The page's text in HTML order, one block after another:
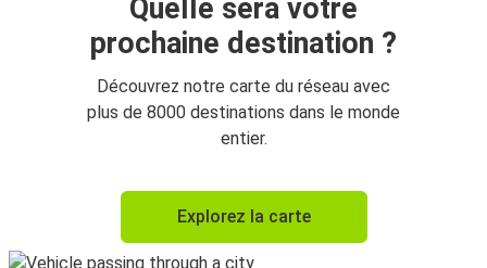
Quelle sera votre
prochaine destination ?
Découvrez notre carte du réseau avec
plus de 8000 destinations dans le monde
entier.
Explorez la carte